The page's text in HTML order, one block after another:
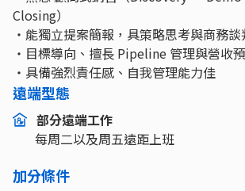
Closing）
・能獨立提案簡報，具策略思考與商務談
・目標導向、擅長 Pipeline 管理與營收
・具備強烈責任感、自我管理能力佳
遠端型態
部分遠端工作
每周二以及周五遠距上班
加分條件